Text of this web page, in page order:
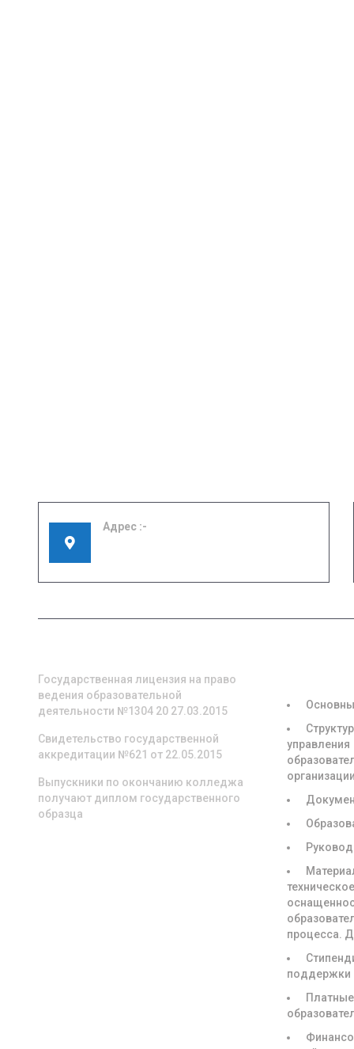
Адрес
Государственная лицензия на право
ведения образовательной
деятельности №1304 20 27.03.2015
Свидетельство государственной
аккредитации №621 от 22.05.2015
Выпускники по окончанию колледжа
получают диплом государственного
образца
управления
процесса.
поддержки
Платные